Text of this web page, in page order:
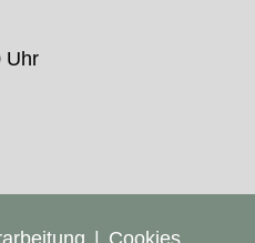
Uhr
Cookies